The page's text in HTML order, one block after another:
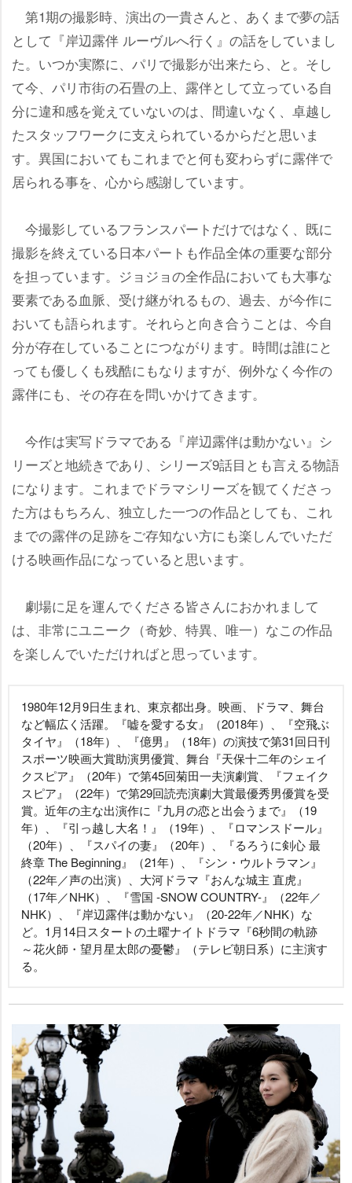
第1期の撮影時、演出の一貴さんと、あくまで夢の話
として『岸辺露伴 ルーヴルへ行く』の話をしていまし
た。いつか実際に、パリで撮影が出来たら、と。そし
て今、パリ市街の石畳の上、露伴として立っている自
分に違和感を覚えていないのは、間違いなく、卓越し
たスタッフワークに支えられているからだと思いま
す。異国においてもこれまでと何も変わらずに露伴で
居られる事を、心から感謝しています。
今撮影しているフランスパートだけではなく、既に
撮影を終えている日本パートも作品全体の重要な部分
を担っています。ジョジョの全作品においても大事な
要素である血脈、受け継がれるもの、過去、が今作に
おいても語られます。それらと向き合うことは、今自
分が存在していることにつながります。時間は誰にと
っても優しくも残酷にもなりますが、例外なく今作の
露伴にも、その存在を問いかけてきます。
今作は実写ドラマである『岸辺露伴は動かない』シ
リーズと地続きであり、シリーズ9話目とも言える物語
になります。これまでドラマシリーズを観てくださっ
た方はもちろん、独立した一つの作品としても、これ
までの露伴の足跡をご存知ない方にも楽しんでいただ
ける映画作品になっていると思います。
劇場に足を運んでくださる皆さんにおかれまして
は、非常にユニーク（奇妙、特異、唯一）なこの作品
を楽しんでいただければと思っています。
1980年12月9日生まれ、東京都出身。映画、ドラマ、舞台
など幅広く活躍。『嘘を愛する女』（2018年）、『空飛ぶ
タイヤ』（18年）、『億男』（18年）の演技で第31回日刊
スポーツ映画大賞助演男優賞、舞台『天保十二年のシェイ
クスピア』（20年）で第45回菊田一夫演劇賞、『フェイク
スピア』（22年）で第29回読売演劇大賞最優秀男優賞を受
賞。近年の主な出演作に『九月の恋と出会うまで』（19
年）、『引っ越し大名！』（19年）、『ロマンスドール』
（20年）、『スパイの妻』（20年）、『るろうに剣心 最
終章 The Beginning』（21年）、『シン・ウルトラマン』
（22年／声の出演）、大河ドラマ『おんな城主 直虎』
（17年／NHK）、『雪国 -SNOW COUNTRY-』（22年／
NHK）、『岸辺露伴は動かない』（20-22年／NHK）な
ど。1月14日スタートの土曜ナイトドラマ『6秒間の軌跡
～花火師・望月星太郎の憂鬱』（テレビ朝日系）に主演す
る。